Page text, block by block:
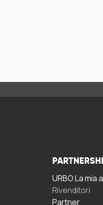
URBO La mia
Rivenditori
Partner